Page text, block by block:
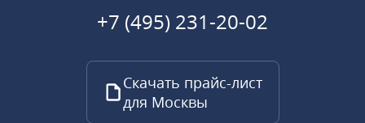
+7 (495) 231-20-02
Скачать прайс-лист
для Москвы